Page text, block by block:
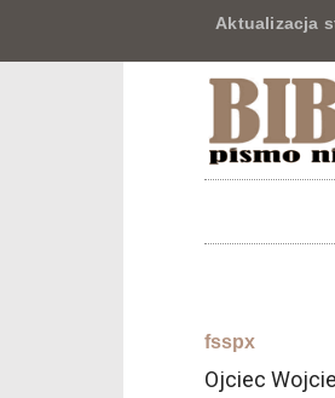
Aktualizacja
fsspx
Ojciec